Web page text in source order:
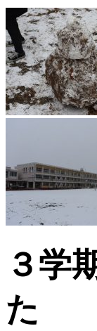
３学
た